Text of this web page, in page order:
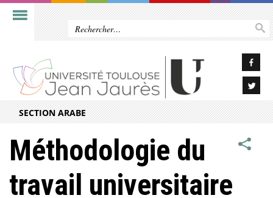
SECTION ARABE
Méthodologie du
travail universitaire